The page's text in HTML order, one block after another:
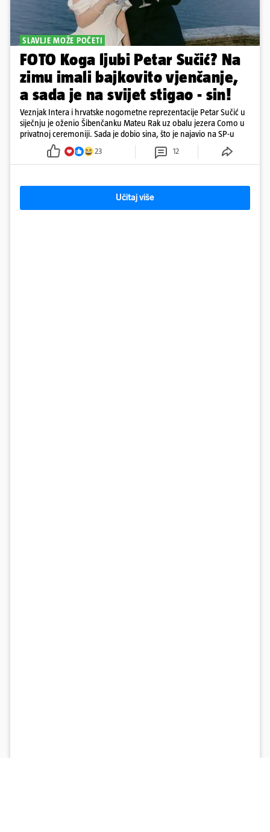
SLAVLJE MOŽE POČETI
FOTO Koga ljubi Petar Sučić? Na
zimu imali bajkovito vjenčanje,
a sada je na svijet stigao - sin!
Veznjak Intera i hrvatske nogometne reprezentacije Petar Sučić u
siječnju je oženio Šibenčanku Mateu Rak uz obalu jezera Como u
privatnoj ceremoniji. Sada je dobio sina, što je najavio na SP-u
23 12
Učitaj više